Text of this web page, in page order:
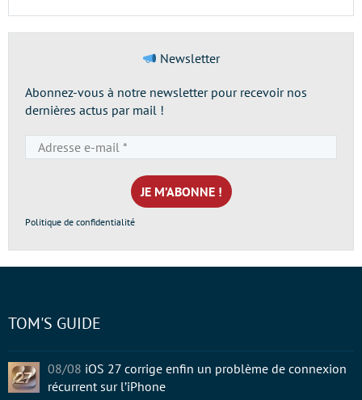
Newsletter
Abonnez-vous à notre newsletter pour recevoir nos
dernières actus par mail !
e-
mail
*
Politique de confidentialité
TOM'S GUIDE
08/08 iOS 27 corrige enfin un problème de connexion
récurrent sur l’iPhone